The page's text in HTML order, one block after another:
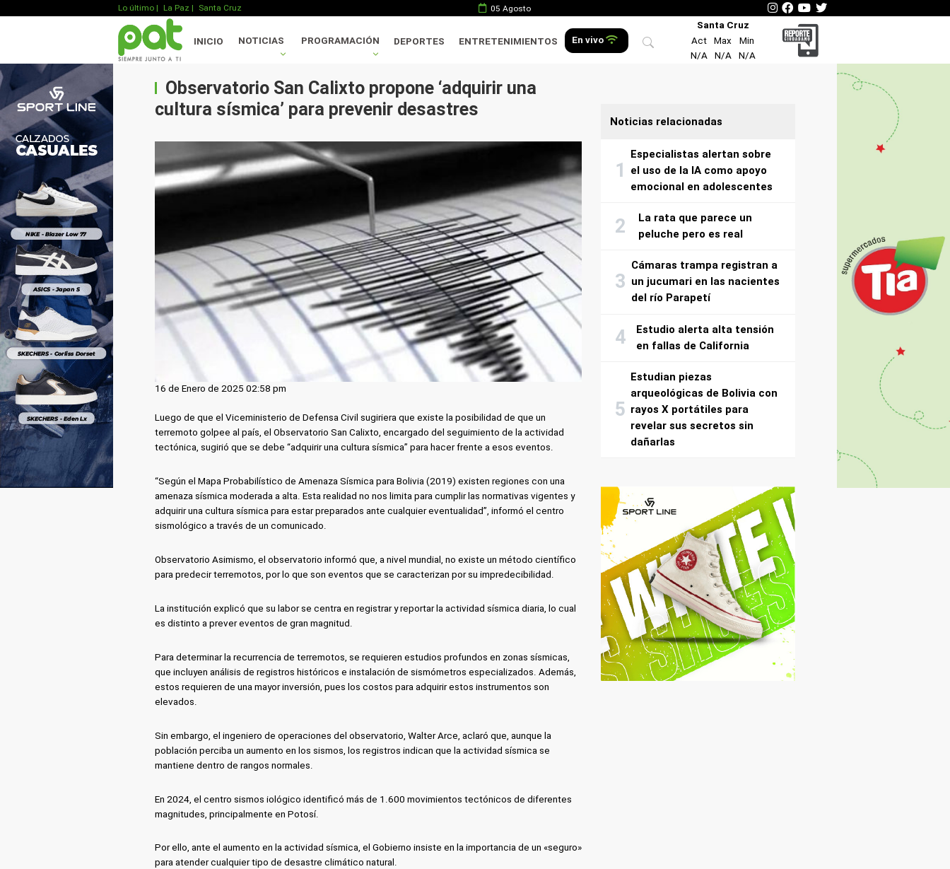
Lo último | La Paz | Santa Cruz 05 Agosto
INICIO NOTICIAS PROGRAMACIÓN DEPORTES ENTRETENIMIENTOS En vivo
Santa Cruz
Act
Max
Min
N/A
N/A N/A
Observatorio San Calixto propone ‘adquirir una
cultura sísmica’ para prevenir desastres
16 de Enero de 2025 02:58 pm
Luego de que el Viceministerio de Defensa Civil sugiriera que existe la posibilidad de que un
terremoto golpee al país, el Observatorio San Calixto, encargado del seguimiento de la actividad
tectónica, sugirió que se debe “adquirir una cultura sísmica” para hacer frente a esos eventos.
“Según el Mapa Probabilístico de Amenaza Sísmica para Bolivia (2019) existen regiones con una
amenaza sísmica moderada a alta. Esta realidad no nos limita para cumplir las normativas vigentes y
adquirir una cultura sísmica para estar preparados ante cualquier eventualidad”, informó el centro
sismológico a través de un comunicado.
Observatorio Asimismo, el observatorio informó que, a nivel mundial, no existe un método científico
para predecir terremotos, por lo que son eventos que se caracterizan por su impredecibilidad.
La institución explicó que su labor se centra en registrar y reportar la actividad sísmica diaria, lo cual
es distinto a prever eventos de gran magnitud.
Para determinar la recurrencia de terremotos, se requieren estudios profundos en zonas sísmicas,
que incluyen análisis de registros históricos e instalación de sismómetros especializados. Además,
estos requieren de una mayor inversión, pues los costos para adquirir estos instrumentos son
elevados.
Sin embargo, el ingeniero de operaciones del observatorio, Walter Arce, aclaró que, aunque la
población perciba un aumento en los sismos, los registros indican que la actividad sísmica se
mantiene dentro de rangos normales.
En 2024, el centro sismos iológico identificó más de 1.600 movimientos tectónicos de diferentes
magnitudes, principalmente en Potosí.
Por ello, ante el aumento en la actividad sísmica, el Gobierno insiste en la importancia de un «seguro»
para atender cualquier tipo de desastre climático natural.
Noticias relacionadas
Especialistas alertan sobre
el uso de la IA como apoyo
emocional en adolescentes
La rata que parece un
peluche pero es real
Cámaras trampa registran a
un jucumari en las nacientes
del río Parapetí
Estudio alerta alta tensión
en fallas de California
Estudian piezas
arqueológicas de Bolivia con
rayos X portátiles para
revelar sus secretos sin
dañarlas